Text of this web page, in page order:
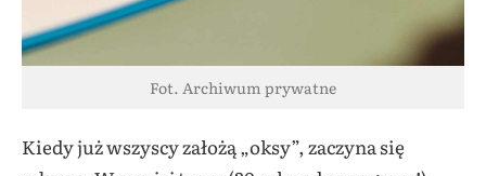
Fot. Archiwum prywatne
Kiedy już wszyscy założą „oksy”, zaczyna się